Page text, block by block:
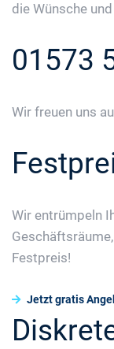
die Wünsche
01573
Wir freuen uns
Wir entrümpeln
Festpreis!
Jetzt gratis